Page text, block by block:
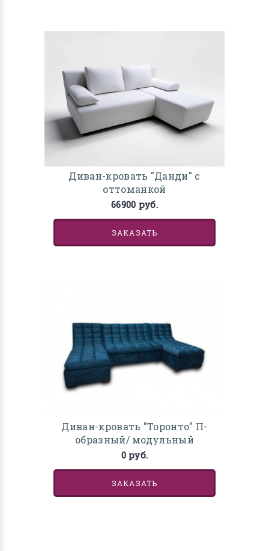
Диван-кровать "Данди" с
оттоманкой
66900 руб.
ЗАКАЗАТЬ
Диван-кровать "Торонто" П-
образный/ модульный
0 руб.
ЗАКАЗАТЬ